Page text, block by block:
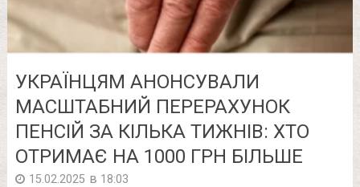
УКРАЇНЦЯМ АНОНСУВАЛИ
МАСШТАБНИЙ ПЕРЕРАХУНОК
ПЕНСІЙ ЗА КІЛЬКА ТИЖНІВ: ХТО
ОТРИМАЄ НА 1000 ГРН БІЛЬШЕ
15.02.2025 в 18:03